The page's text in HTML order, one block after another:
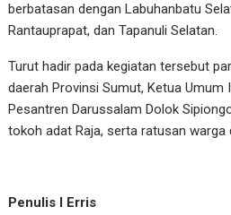
berbatasan dengan Labuhanbatu
Rantauprapat, dan Tapanuli Selatan.
Turut hadir pada kegiatan tersebut
daerah Provinsi Sumut, Ketua Umum
Pesantren Darussalam Dolok
tokoh adat Raja, serta ratusan warga
Penulis I Erris